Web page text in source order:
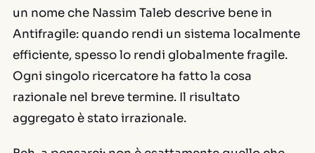
un nome che Nassim Taleb descrive bene in
Antifragile: quando rendi un sistema localmente
efficiente, spesso lo rendi globalmente fragile.
Ogni singolo ricercatore ha fatto la cosa
razionale nel breve termine. Il risultato
aggregato è stato irrazionale.